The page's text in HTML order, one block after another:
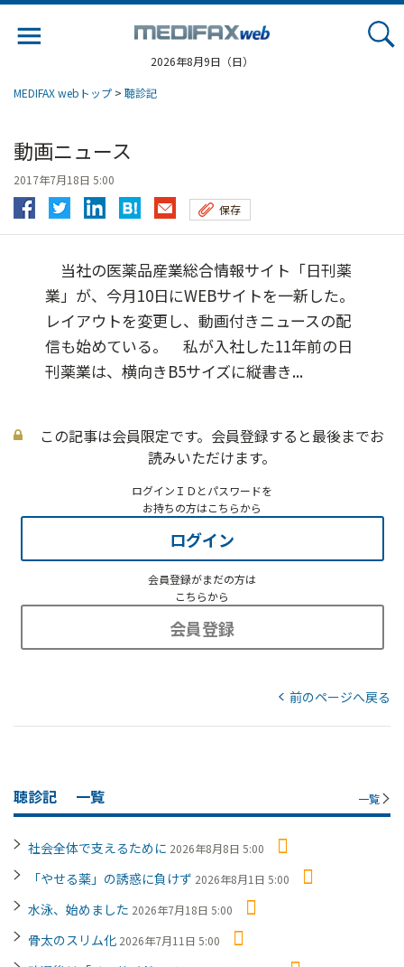
2026年8月9日（日）
MEDIFAX webトップ > 聴診記
動画ニュース
2017年7月18日 5:00
保存
当社の医薬品産業総合情報サイト「日刊薬
業」が、今月10日にWEBサイトを一新した。
レイアウトを変更し、動画付きニュースの配
信も始めている。 私が入社した11年前の日
刊薬業は、横向きB5サイズに縦書き...
この記事は会員限定です。会員登録すると最後までお
読みいただけます。
ログインＩＤとパスワードを
お持ちの方はこちらから
ログイン
会員登録がまだの方は
こちらから
会員登録
前のページへ戻る
聴診記 一覧 一覧
社会全体で支えるために 2026年8月8日 5:00
「やせる薬」の誘惑に負けず 2026年8月1日 5:00
水泳、始めました 2026年7月18日 5:00
骨太のスリム化 2026年7月11日 5:00